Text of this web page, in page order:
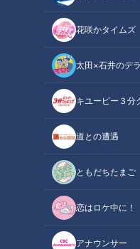
花咲かタイムズ
太田×石井のデ
キユーピー３分
道との遭遇
ともだちたまご
恋はロケ中に！
アナウンサー
「サンデードラゴンズ」より
この記事の画像